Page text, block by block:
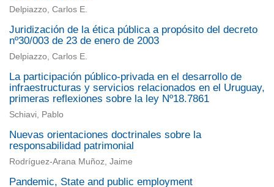
Delpiazzo, Carlos E.
Juridización de la ética pública a propósito del decreto
nº30/003 de 23 de enero de 2003
Delpiazzo, Carlos E.
La participación público-privada en el desarrollo de
infraestructuras y servicios relacionados en el Uruguay,
primeras reflexiones sobre la ley Nº18.7861
Schiavi, Pablo
Nuevas orientaciones doctrinales sobre la
responsabilidad patrimonial
Rodríguez-Arana Muñoz, Jaime
Pandemic, State and public employment